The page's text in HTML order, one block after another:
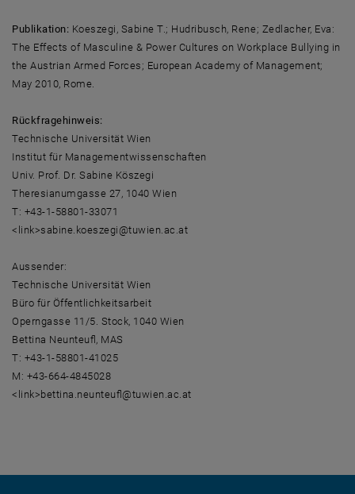
Publikation: Koeszegi, Sabine T.; Hudribusch, Rene; Zedlacher, Eva:
The Effects of Masculine & Power Cultures on Workplace Bullying in
the Austrian Armed Forces; European Academy of Management;
May 2010, Rome.
Rückfragehinweis:
Technische Universität Wien
Institut für Managementwissenschaften
Univ. Prof. Dr. Sabine Köszegi
Theresianumgasse 27, 1040 Wien
T: +43-1-58801-33071
<link>sabine.koeszegi@tuwien.ac.at
Aussender:
Technische Universität Wien
Büro für Öffentlichkeitsarbeit
Operngasse 11/5. Stock, 1040 Wien
Bettina Neunteufl, MAS
T: +43-1-58801-41025
M: +43-664-4845028
<link>bettina.neunteufl@tuwien.ac.at